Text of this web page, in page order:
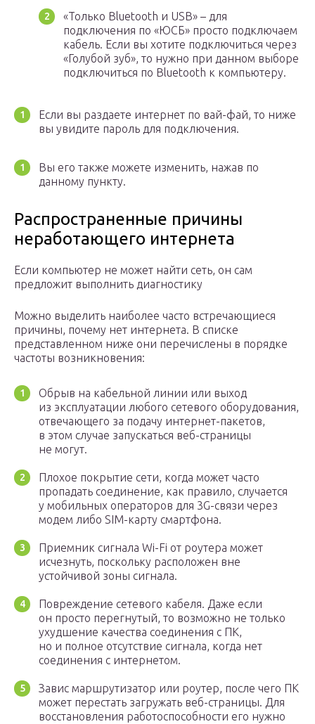
«Только Bluetooth и USB» – для
подключения по «ЮСБ» просто подключаем
кабель. Если вы хотите подключиться через
«Голубой зуб», то нужно при данном выборе
подключиться по Bluetooth к компьютеру.
Если вы раздаете интернет по вай-фай, то ниже
вы увидите пароль для подключения.
Вы его также можете изменить, нажав по
данному пункту.
Распространенные причины
неработающего интернета
Если компьютер не может найти сеть, он сам
предложит выполнить диагностику
Можно выделить наиболее часто встречающиеся
причины, почему нет интернета. В списке
представленном ниже они перечислены в порядке
частоты возникновения:
Обрыв на кабельной линии или выход
из эксплуатации любого сетевого оборудования,
отвечающего за подачу интернет-пакетов,
в этом случае запускаться веб-страницы
не могут.
Плохое покрытие сети, когда может часто
пропадать соединение, как правило, случается
у мобильных операторов для 3G-связи через
модем либо SIM-карту смартфона.
Приемник сигнала Wi-Fi от роутера может
исчезнуть, поскольку расположен вне
устойчивой зоны сигнала.
Повреждение сетевого кабеля. Даже если
он просто перегнутый, то возможно не только
ухудшение качества соединения с ПК,
но и полное отсутствие сигнала, когда нет
соединения с интернетом.
Завис маршрутизатор или роутер, после чего ПК
может перестать загружать веб-страницы. Для
восстановления работоспособности его нужно